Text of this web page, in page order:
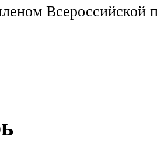
Всероссийской